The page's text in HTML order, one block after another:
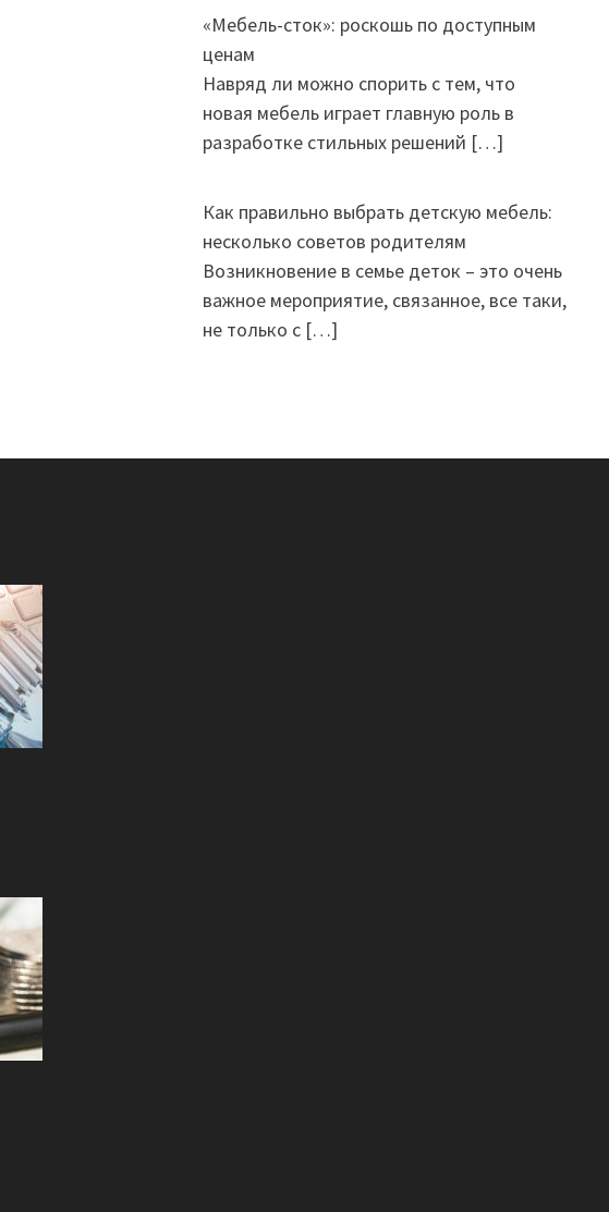
«Мебель-сток»: роскошь по доступным
ценам
Навряд ли можно спорить с тем, что
новая мебель играет главную роль в
разработке стильных решений […]
Как правильно выбрать детскую мебель:
несколько советов родителям
Возникновение в семье деток – это очень
важное мероприятие, связанное, все таки,
не только с […]